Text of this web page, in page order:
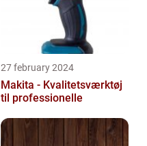
27 february 2024
Makita - Kvalitetsværktøj
til professionelle